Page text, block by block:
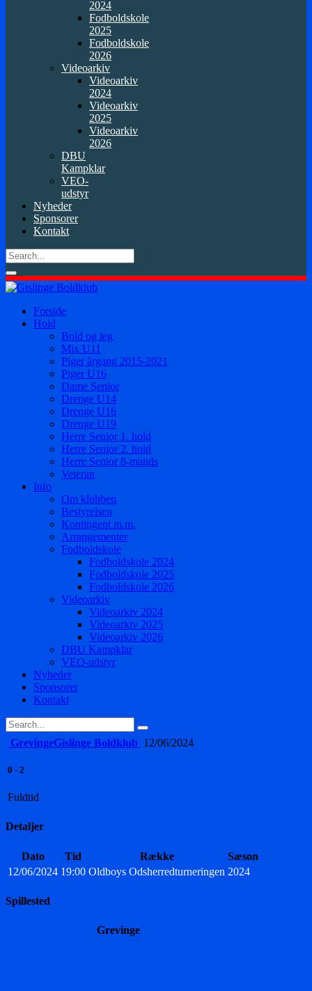
2024
Fodboldskole
2025
Fodboldskole
2026
Videoarkiv
Videoarkiv
2024
Videoarkiv
2025
Videoarkiv
2026
DBU
Kampklar
VEO-
udstyr
Nyheder
Sponsorer
Kontakt
Forside
Hold
Bold og leg
Mix U11
Piger årgang 2015-2021
Piger U16
Dame Senior
Drenge U14
Drenge U16
Drenge U19
Herre Senior 1. hold
Herre Senior 2. hold
Herre Senior 8-mands
Veteran
Info
Om klubben
Bestyrelsen
Kontingent m.m.
Arrangementer
Fodboldskole
Fodboldskole 2024
Fodboldskole 2025
Fodboldskole 2026
Videoarkiv
Videoarkiv 2024
Videoarkiv 2025
Videoarkiv 2026
DBU Kampklar
VEO-udstyr
Nyheder
Sponsorer
Kontakt
GrevingeGislinge Boldklub 12/06/2024
0 - 2
Fuldtid
Detaljer
Dato Tid Række
Sæson
12/06/2024 19:00 Oldboys Odsherredturneringen 2024
Spillested
Grevinge